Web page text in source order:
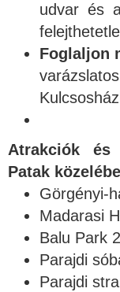
udvar és
Foglaljon
Atrakciók és
Patak
Görgényi-
Madarasi
Balu Park
Parajdi
Parajdi